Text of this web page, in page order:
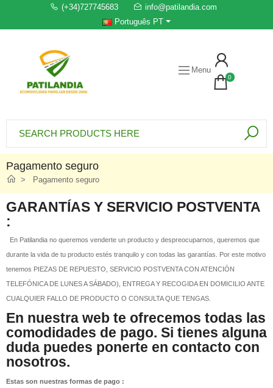
(+34)727745683
info@patilandia.com
Português PT
Menu
0
Pagamento seguro
Pagamento seguro
GARANTÍAS Y SERVICIO POSTVENTA
:
En Patilandia no queremos venderte un producto y despreocuparnos, queremos que
durante la vida de tu producto estés tranquilo y con todas las garantías. Por este motivo
tenemos PIEZAS DE REPUESTO, SERVICIO POSTVENTA CON ATENCIÓN
TELEFÓNICA DE LUNES A SÁBADO), ENTREGA Y RECOGIDA EN DOMICILIO ANTE
CUALQUIER FALLO DE PRODUCTO O CONSULTA QUE TENGAS.
En nuestra web te ofrecemos todas las
comodidades de pago. Si tienes alguna
duda puedes ponerte en contacto con
nosotros.
Estas son nuestras formas de pago :